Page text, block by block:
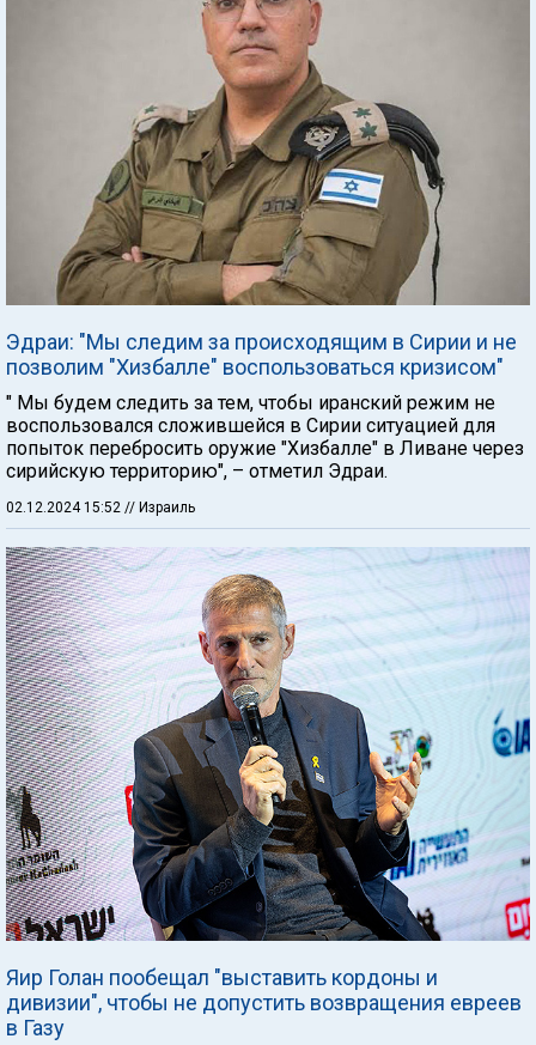
Эдраи: "Мы следим за происходящим в Сирии и не
позволим "Хизбалле" воспользоваться кризисом"
" Мы будем следить за тем, чтобы иранский режим не
воспользовался сложившейся в Сирии ситуацией для
попыток перебросить оружие "Хизбалле" в Ливане через
сирийскую территорию", – отметил Эдраи.
02.12.2024 15:52 // Израиль
Яир Голан пообещал "выставить кордоны и
дивизии", чтобы не допустить возвращения евреев
в Газу